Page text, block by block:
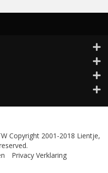
Copyright 2001-2018 Lientje,
Privacy Verklaring